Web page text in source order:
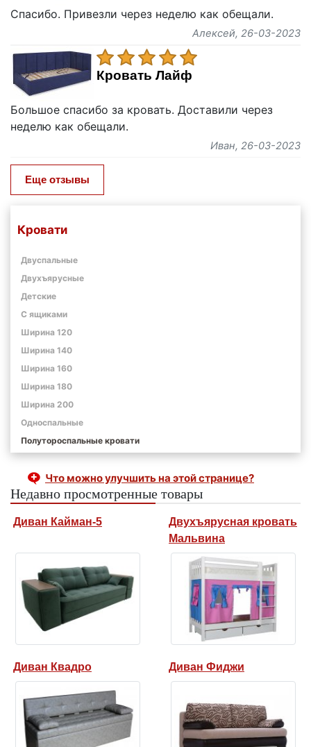
Кровати
Двуспальные
Двухъярусные
Детские
С ящиками
Ширина 120
Ширина 140
Ширина 160
Ширина 180
Ширина 200
Односпальные
Полутороспальные кровати
Спасибо. Привезли через неделю как обещали.
Алексей, 26-03-2023
Кровать Лайф
Большое спасибо за кровать. Доставили через
неделю как обещали.
Иван, 26-03-2023
Еще отзывы
Что можно улучшить на этой странице?
Недавно просмотренные товары
Диван Кайман-5
Двухъярусная кровать
Мальвина
Диван Квадро Диван Фиджи